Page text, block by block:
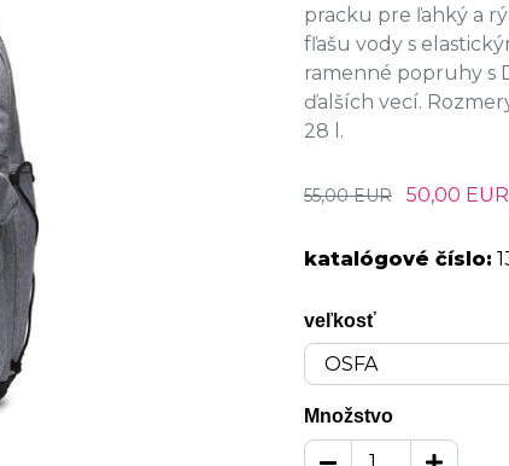
pracku pre ľahký a
fľašu vody s
ramenné popruhy s
ďalších vecí.
28 l.
55,00 EUR 50,00 EUR
katalógové číslo:
veľkosť
Množstvo